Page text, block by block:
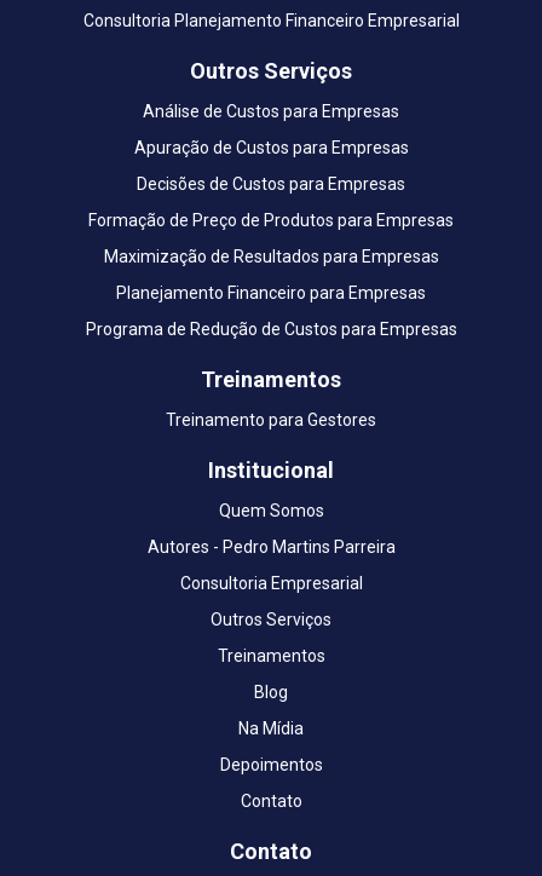
Consultoria Planejamento Financeiro Empresarial
Outros Serviços
Análise de Custos para Empresas
Apuração de Custos para Empresas
Decisões de Custos para Empresas
Formação de Preço de Produtos para Empresas
Maximização de Resultados para Empresas
Planejamento Financeiro para Empresas
Programa de Redução de Custos para Empresas
Treinamentos
Treinamento para Gestores
Institucional
Quem Somos
Autores - Pedro Martins Parreira
Consultoria Empresarial
Outros Serviços
Treinamentos
Blog
Na Mídia
Depoimentos
Contato
Contato